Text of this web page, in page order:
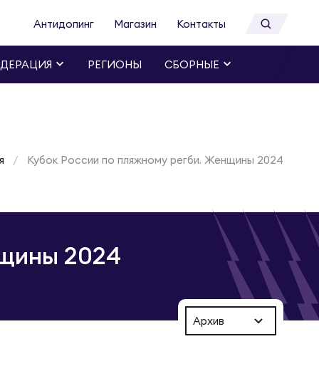
Антидопинг Магазин Контакты
РЕГИОНЫ СБОРНЫЕ
Кубок России по пляжному регби. Женщины 2024
2024
Архив